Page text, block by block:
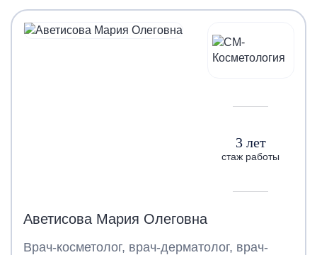
3 лет
стаж работы
Аветисова Мария Олеговна
Врач-косметолог, врач-дерматолог, врач-